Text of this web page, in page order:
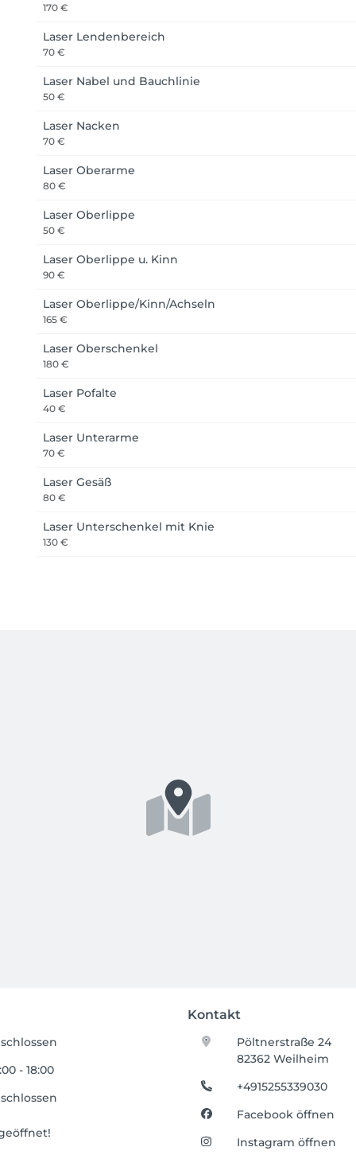
170 €
Laser Lendenbereich
70 €
Laser Nabel und Bauchlinie
50 €
Laser Nacken
70 €
Laser Oberarme
80 €
Laser Oberlippe
50 €
Laser Oberlippe u. Kinn
90 €
Laser Oberlippe/Kinn/Achseln
165 €
Laser Oberschenkel
180 €
Laser Pofalte
40 €
Laser Unterarme
70 €
Laser Gesäß
80 €
Laser Unterschenkel mit Knie
130 €
Kontakt
- 18:00
Pöltnerstraße 24
82362 Weilheim
+4915255339030
Facebook öffnen
Instagram öffnen